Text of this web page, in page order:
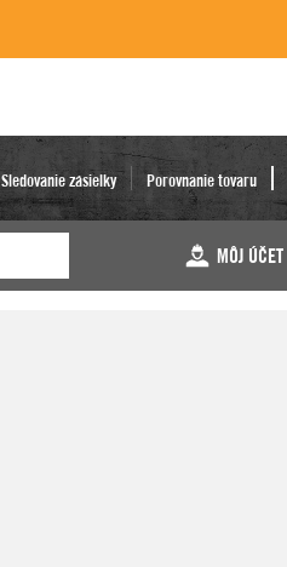
Sledovanie zásielky Porovnanie tovaru
MÔJ ÚČET